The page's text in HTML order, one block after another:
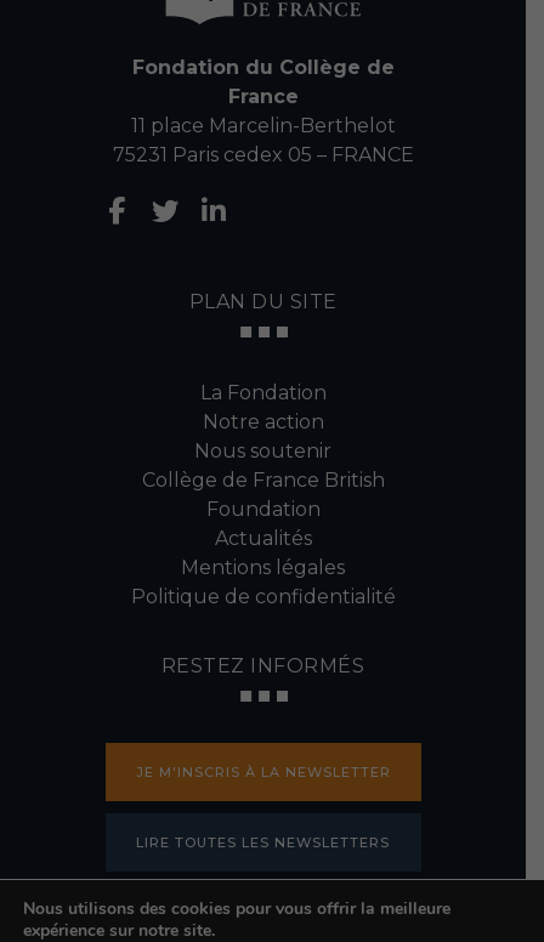
Fondation du Collège de
France
11 place Marcelin-Berthelot
75231 Paris cedex 05 – FRANCE
PLAN DU SITE
La Fondation
Notre action
Nous soutenir
Collège de France British
Foundation
Actualités
Mentions légales
Politique de confidentialité
RESTEZ INFORMÉS
JE M'INSCRIS À LA NEWSLETTER
LIRE TOUTES LES NEWSLETTERS
PRESSE
Nous utilisons des cookies pour vous offrir la meilleure
expérience sur notre site.